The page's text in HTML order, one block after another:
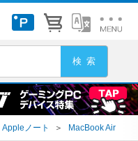
Appleノート ＞ MacBook Air